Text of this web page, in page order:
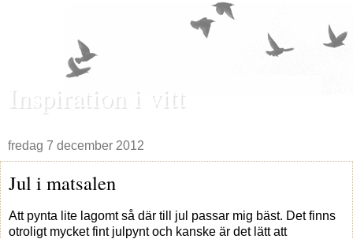
Inspiration i vitt
fredag 7 december 2012
Jul i matsalen
Att pynta lite lagomt så där till jul passar mig bäst. Det finns
otroligt mycket fint julpynt och kanske är det lätt att